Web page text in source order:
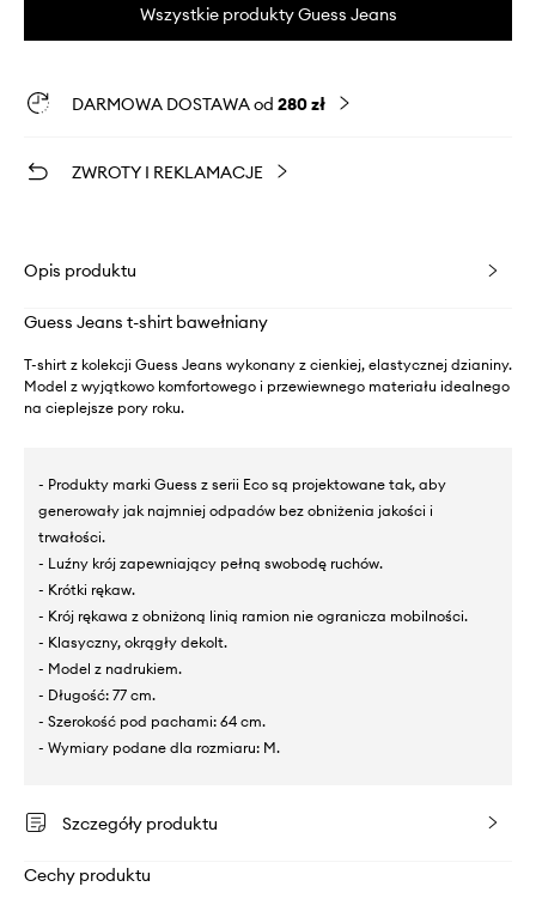
Wszystkie produkty Guess Jeans
DARMOWA DOSTAWA od 280 zł
ZWROTY I REKLAMACJE
Opis produktu
Guess Jeans t-shirt bawełniany
T-shirt z kolekcji Guess Jeans wykonany z cienkiej, elastycznej dzianiny.
Model z wyjątkowo komfortowego i przewiewnego materiału idealnego
na cieplejsze pory roku.
- Produkty marki Guess z serii Eco są projektowane tak, aby
generowały jak najmniej odpadów bez obniżenia jakości i
trwałości.
- Luźny krój zapewniający pełną swobodę ruchów.
- Krótki rękaw.
- Krój rękawa z obniżoną linią ramion nie ogranicza mobilności.
- Klasyczny, okrągły dekolt.
- Model z nadrukiem.
- Długość: 77 cm.
- Szerokość pod pachami: 64 cm.
- Wymiary podane dla rozmiaru: M.
Szczegóły produktu
Cechy produktu